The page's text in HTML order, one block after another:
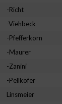
-Richt
-Viehbeck
-Pfefferkorn
-Maurer
-Zanini
-Pellkofer
Linsmeier